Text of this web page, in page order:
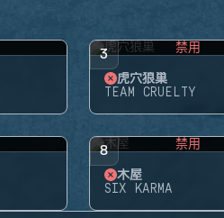
3 禁用
虎穴狼巢
TEAM CRUELTY
8 禁用
木屋
SIX KARMA